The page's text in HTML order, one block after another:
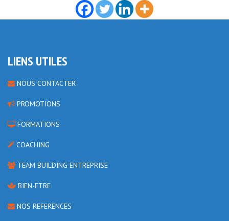
LIENS UTILES
NOUS CONTACTER
PROMOTIONS
FORMATIONS
COACHING
TEAM BUILDING ENTREPRISE
BIEN-ETRE
NOS REFERENCES